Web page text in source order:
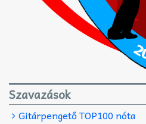
Szavazások
Gitárpengető TOP100 nóta